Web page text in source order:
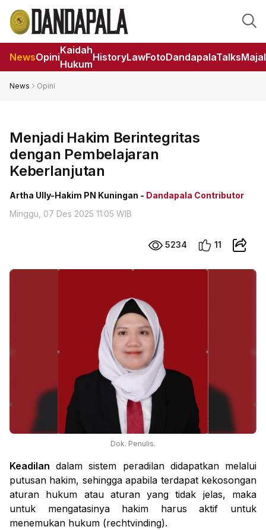
NewsOpini
Kaidah
Hukum
HistoryLawFotoDandapalaTalks
News Opini
Menjadi Hakim Berintegritas
dengan Pembelajaran
Keberlanjutan
Artha Ully-Hakim PN Kuningan - Dandapala Contributor
Minggu, 07 Des 2025 11:05 WIB
5234 11
Dok. Penulis.
Keadilan dalam sistem peradilan didapatkan melalui
putusan hakim, sehingga apabila terdapat kekosongan
aturan hukum atau aturan yang tidak jelas, maka
untuk mengatasinya hakim harus aktif untuk
menemukan hukum (rechtvinding).